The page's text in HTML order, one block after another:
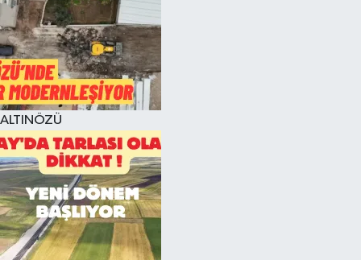
ALTINÖZÜ